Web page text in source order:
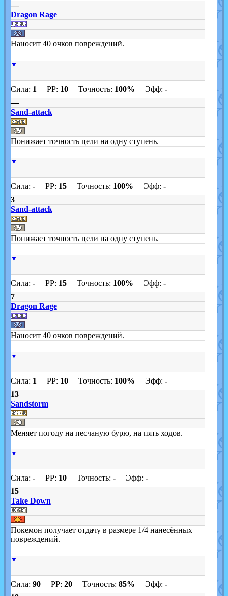
—
Dragon Rage
Наносит 40 очков повреждений.
▼
Сила: 1 PP: 10Точность: 100% Эфф: -
—
Sand-attack
Понижает точность цели на одну ступень.
▼
Сила: -PP: 15Точность: 100% Эфф: -
3
Sand-attack
Понижает точность цели на одну ступень.
▼
Сила: -PP: 15Точность: 100% Эфф: -
7
Dragon Rage
Наносит 40 очков повреждений.
▼
Сила: 1 PP: 10Точность: 100% Эфф: -
13
Sandstorm
Меняет погоду на песчаную бурю, на пять ходов.
▼
Сила: -PP: 10Точность: -Эфф: -
15
Take Down
Покемон получает отдачу в размере 1/4 нанесённых
повреждений.
▼
Сила: 90PP: 20Точность: 85% Эфф: -